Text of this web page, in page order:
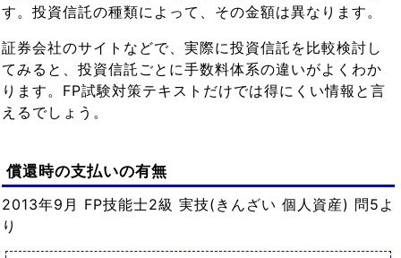
す。投資信託の種類によって、その金額は異なります。
証券会社のサイトなどで、実際に投資信託を比較検討し
てみると、投資信託ごとに手数料体系の違いがよくわか
ります。FP試験対策テキストだけでは得にくい情報と言
えるでしょう。
償還時の支払いの有無
2013年9月 FP技能士2級 実技(きんざい 個人資産) 問5よ
り